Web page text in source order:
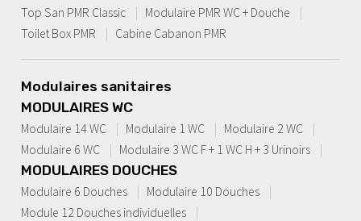
Top San PMR Classic
Modulaire PMR WC + Douche
Toilet Box PMR
Cabine Cabanon PMR
Modulaires sanitaires
MODULAIRES WC
Modulaire 14 WC
Modulaire 1 WC
Modulaire 2 WC
Modulaire 6 WC
Modulaire 3 WC F + 1 WC H + 3 Urinoirs
MODULAIRES DOUCHES
Modulaire 6 Douches
Modulaire 10 Douches
Module 12 Douches individuelles